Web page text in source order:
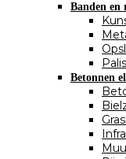
Banden en
Betonnen
Infra